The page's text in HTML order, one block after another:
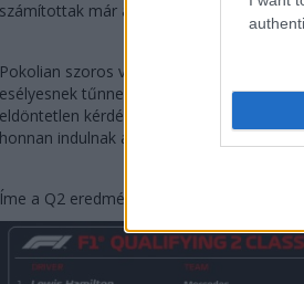
számítottak már a hétvégét megelőzően.
Pokolian szoros volt az előző szakasz,
esélyesnek tűnnek. Habár a világbajnoki
eldöntetlen kérdések a tabellákon, szóval
honnan indulnak a versenyzők.
Íme a Q2 eredménye: